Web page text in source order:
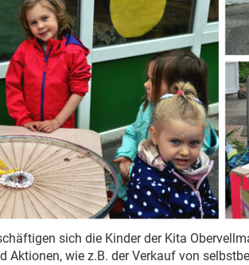
sich die Kinder der Kita
Aktionen, wie z.B. der Verkauf von